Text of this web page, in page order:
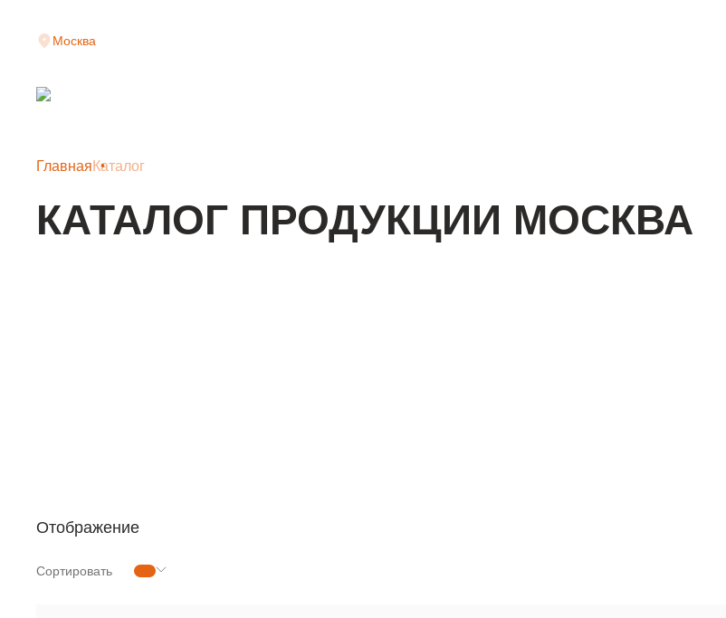
Москва
Главная Каталог
КАТАЛОГ ПРОДУКЦИИ МОСКВА
Отображение
Сортировать